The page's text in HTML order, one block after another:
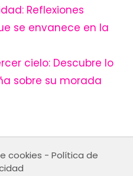
Reflexiones
se envanece en la
cielo: Descubre lo
sobre su morada
cookies - Política de